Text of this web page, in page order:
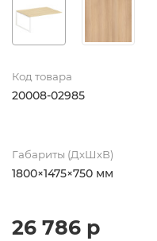
Код товара
20008-02985
Габариты (ДхШхВ)
1800×1475×750 мм
26 786 р